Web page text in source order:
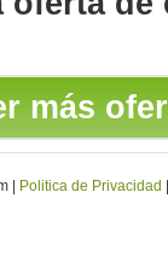
más
| Politica de Privacidad